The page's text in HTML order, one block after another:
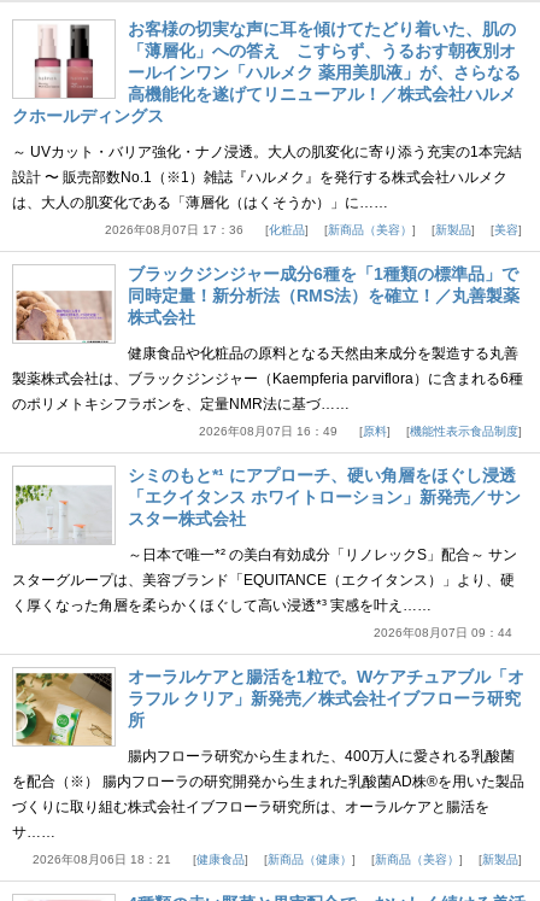
お客様の切実な声に耳を傾けてたどり着いた、肌の
「薄層化」への答え こすらず、うるおす朝夜別オ
ールインワン「ハルメク 薬用美肌液」が、さらなる
高機能化を遂げてリニューアル！／株式会社ハルメ
クホールディングス
～ UVカット・バリア強化・ナノ浸透。大人の肌変化に寄り添う充実の1本完結
設計 〜 販売部数No.1（※1）雑誌『ハルメク』を発行する株式会社ハルメク
は、大人の肌変化である「薄層化（はくそうか）」に……
2026年08月07日 17：36 化粧品 新商品（美容） 新製品 美容
ブラックジンジャー成分6種を「1種類の標準品」で
同時定量！新分析法（RMS法）を確立！／丸善製薬
株式会社
健康食品や化粧品の原料となる天然由来成分を製造する丸善
製薬株式会社は、ブラックジンジャー（Kaempferia parviflora）に含まれる6種
のポリメトキシフラボンを、定量NMR法に基づ……
2026年08月07日 16：49 原料 機能性表示食品制度
シミのもと*¹ にアプローチ、硬い角層をほぐし浸透
「エクイタンス ホワイトローション」新発売／サン
スター株式会社
～日本で唯一*² の美白有効成分「リノレックS」配合～ サン
スターグループは、美容ブランド「EQUITANCE（エクイタンス）」より、硬
く厚くなった角層を柔らかくほぐして高い浸透*³ 実感を叶え……
2026年08月07日 09：44
オーラルケアと腸活を1粒で。Wケアチュアブル「オ
ラフル クリア」新発売／株式会社イブフローラ研究
所
腸内フローラ研究から生まれた、400万人に愛される乳酸菌
を配合（※） 腸内フローラの研究開発から生まれた乳酸菌AD株®を用いた製品
づくりに取り組む株式会社イブフローラ研究所は、オーラルケアと腸活を
サ……
2026年08月06日 18：21 健康食品 新商品（健康） 新商品（美容） 新製品